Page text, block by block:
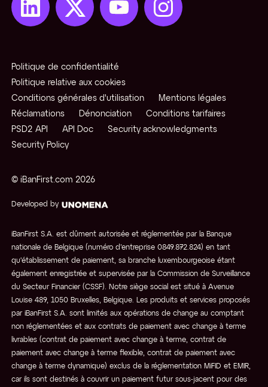
© iBanFirst.com 2026
Developed by
Politique de confidentialité
Politique relative aux cookies
Conditions générales d'utilisation
Mentions légales
Réclamations
Dénonciation
Conditions tarifaires
PSD2 API
API Doc
Security acknowledgments
Security Policy
iBanFirst S.A. est dûment autorisée et réglementée par la Banque
nationale de Belgique (numéro d’entreprise 0849.872.824) en tant
qu'établissement de paiement, sa branche luxembourgeoise étant
également enregistrée et supervisée par la Commission de Surveillance
du Secteur Financier (CSSF). Notre siège social est situé à Avenue
Louise 489, 1050 Bruxelles, Belgique. Les produits et services proposés
par iBanFirst S.A. sont limités aux opérations de change au comptant
non réglementées et aux contrats de paiement avec change à terme
livrables (contrat de paiement avec change à terme, contrat de
paiement avec change à terme flexible, contrat de paiement avec
change à terme dynamique) exclus de la réglementation MiFID et EMIR,
car ils sont destinés à couvrir un paiement futur sous-jacent pour des